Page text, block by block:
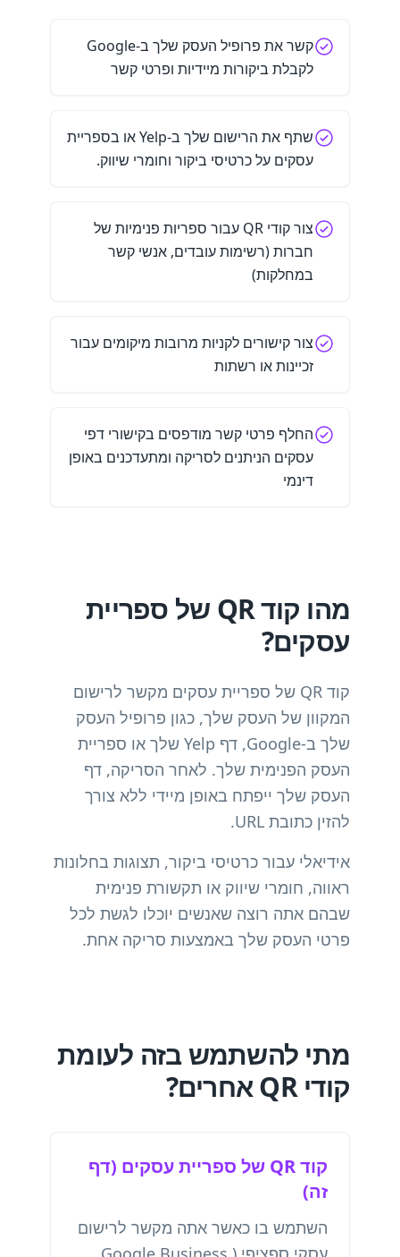
קשר את פרופיל העסק שלך ב-Google
לקבלת ביקורות מיידיות ופרטי קשר
שתף את הרישום שלך ב-Yelp או בספריית
עסקים על כרטיסי ביקור וחומרי שיווק.
צור קודי QR עבור ספריות פנימיות של
חברות (רשימות עובדים, אנשי קשר
במחלקות)
צור קישורים לקניות מרובות מיקומים עבור
זכיינות או רשתות
החלף פרטי קשר מודפסים בקישורי דפי
עסקים הניתנים לסריקה ומתעדכנים באופן
דינמי
מהו קוד QR של ספריית
עסקים?
קוד QR של ספריית עסקים מקשר לרישום
המקוון של העסק שלך, כגון פרופיל העסק
שלך ב-Google, דף Yelp שלך או ספריית
העסק הפנימית שלך. לאחר הסריקה, דף
העסק שלך ייפתח באופן מיידי ללא צורך
להזין כתובת URL.
אידיאלי עבור כרטיסי ביקור, תצוגות בחלונות
ראווה, חומרי שיווק או תקשורת פנימית
שבהם אתה רוצה שאנשים יוכלו לגשת לכל
פרטי העסק שלך באמצעות סריקה אחת.
מתי להשתמש בזה לעומת
קודי QR אחרים?
קוד QR של ספריית עסקים (דף
זה)
השתמש בו כאשר אתה מקשר לרישום